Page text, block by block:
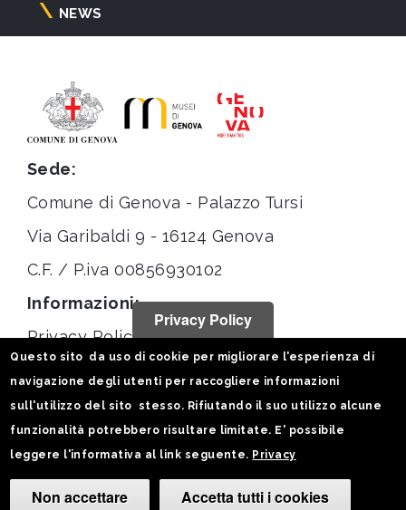
NEWS
Sede:
Comune di Genova - Palazzo Tursi
Via Garibaldi 9 - 16124 Genova
C.F. / P.iva 00856930102
Informazioni:
Privacy Policy
Statistiche
Seguici su:
Privacy Policy
Questo sito da uso di cookie per migliorare l'esperienza di
navigazione degli utenti per raccogliere informazioni
sull'utilizzo del sito stesso. Rifiutando il suo utilizzo alcune
funzionalità potrebbero risultare limitate. E' possibile
leggere l'informativa al link seguente. Privacy
Non accettare Accetta tutti i cookies